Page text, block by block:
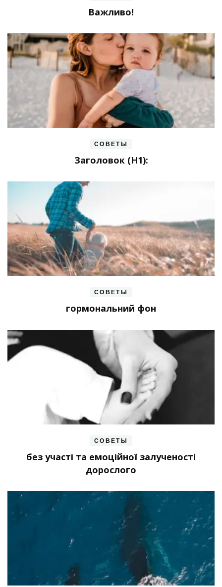
Важливо!
СОВЕТЫ
Заголовок (H1):
СОВЕТЫ
гормональний фон
СОВЕТЫ
без участі та емоційної залученості
дорослого